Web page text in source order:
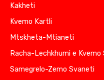
Kakheti
Kvemo Kartli
Mtskheta-Mtianeti
Racha-Lechkhumi e Kvemo
Samegrelo-Zemo Svaneti